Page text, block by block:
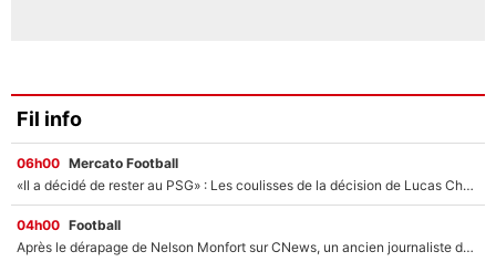
Fil info
06h00 Mercato Football
«Il a décidé de rester au PSG» : Les coulisses de la décision de Lucas Chevalier pour son transfert
04h00 Football
Après le dérapage de Nelson Monfort sur CNews, un ancien journaliste de France Télévisions relance la polémique sur les incendies en Gironde